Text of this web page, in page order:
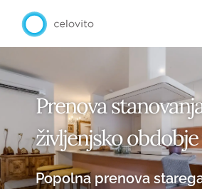
content
Prenova
življenjsko obdobje
Popolna prenova